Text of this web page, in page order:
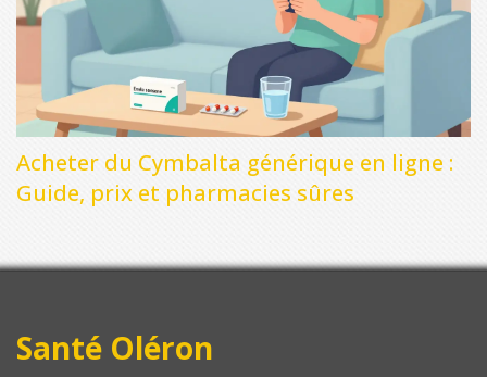
Acheter du Cymbalta générique en ligne :
Guide, prix et pharmacies sûres
Santé Oléron